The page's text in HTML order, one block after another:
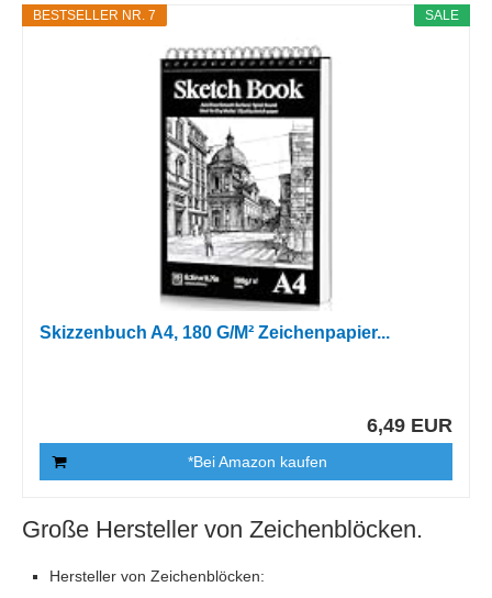
SALE
BESTSELLER NR. 7
Skizzenbuch A4, 180 G/M² Zeichenpapier...
6,49 EUR
*Bei Amazon kaufen
Große Hersteller von Zeichenblöcken.
Hersteller von Zeichenblöcken: